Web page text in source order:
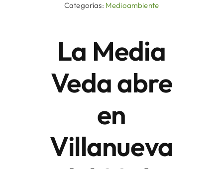
Sede Electrónica
Categorías: Medioambiente
La Media
Veda abre
en
Villanueva